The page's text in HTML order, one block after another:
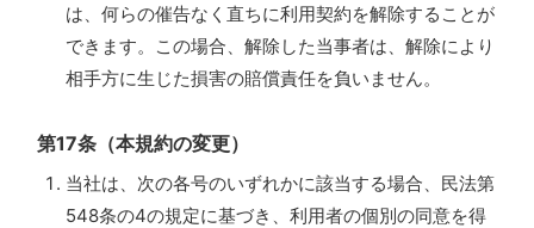
は、何らの催告なく直ちに利用契約を解除することが
できます。この場合、解除した当事者は、解除により
相手方に生じた損害の賠償責任を負いません。
第17条（本規約の変更）
当社は、次の各号のいずれかに該当する場合、民法第
548条の4の規定に基づき、利用者の個別の同意を得